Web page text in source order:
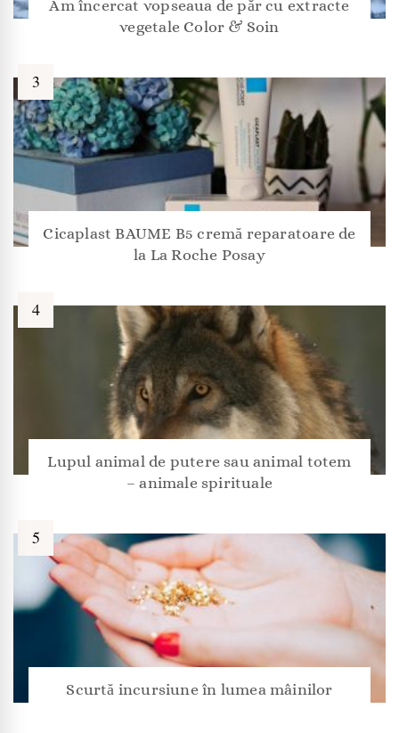
Am încercat vopseaua de păr cu extracte
vegetale Color & Soin
Cicaplast BAUME B5 cremă reparatoare de
la La Roche Posay
Lupul animal de putere sau animal totem
– animale spirituale
Scurtă incursiune în lumea mâinilor